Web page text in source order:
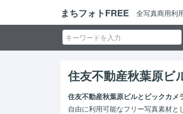
まちフォトFREE 全写真商用利
住友不動産秋葉原ビ
住友不動産秋葉原ビルとビックカメ
自由に利用可能なフリー写真素材